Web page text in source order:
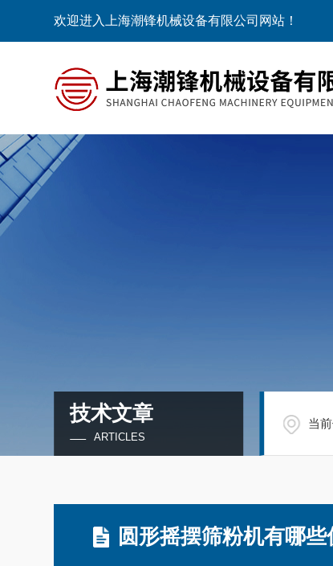
欢迎进入上海潮锋机械设备有限公司网站！
技术文章
ARTICLES
当
圆形摇摆筛粉机有哪些